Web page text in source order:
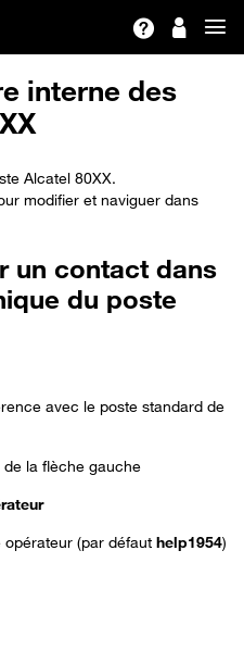
interne des
Alcatel 80XX.
modifier et naviguer dans
un contact dans
du poste
avec le poste standard de
la flèche gauche
opérateur (par défaut help1954)